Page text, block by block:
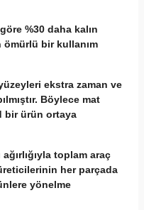
%30 daha kalın
bir kullanım
ekstra zaman ve
Böylece mat
bir ürün ortaya
toplam araç
her parçada
yönelme